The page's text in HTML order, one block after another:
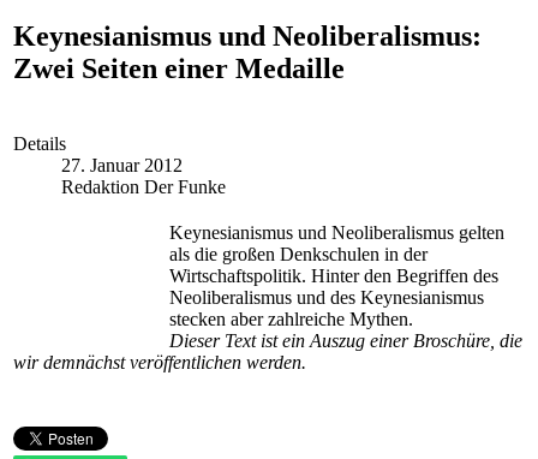
Keynesianismus und Neoliberalismus:
Zwei Seiten einer Medaille
Details
27. Januar 2012
Redaktion Der Funke
Keynesianismus und Neoliberalismus gelten
als die großen Denkschulen in der
Wirtschaftspolitik. Hinter den Begriffen des
Neoliberalismus und des Keynesianismus
stecken aber zahlreiche Mythen.
Dieser Text ist ein Auszug einer Broschüre, die
wir demnächst veröffentlichen werden.